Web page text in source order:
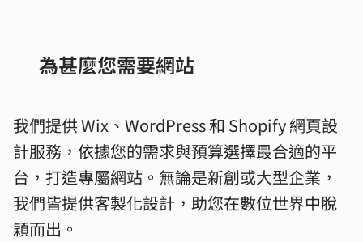
為甚麼您需要網站
我們提供 Wix、WordPress 和 Shopify 網頁設
計服務，依據您的需求與預算選擇最合適的平
台，打造專屬網站。無論是新創或大型企業，
我們皆提供客製化設計，助您在數位世界中脫
穎而出。